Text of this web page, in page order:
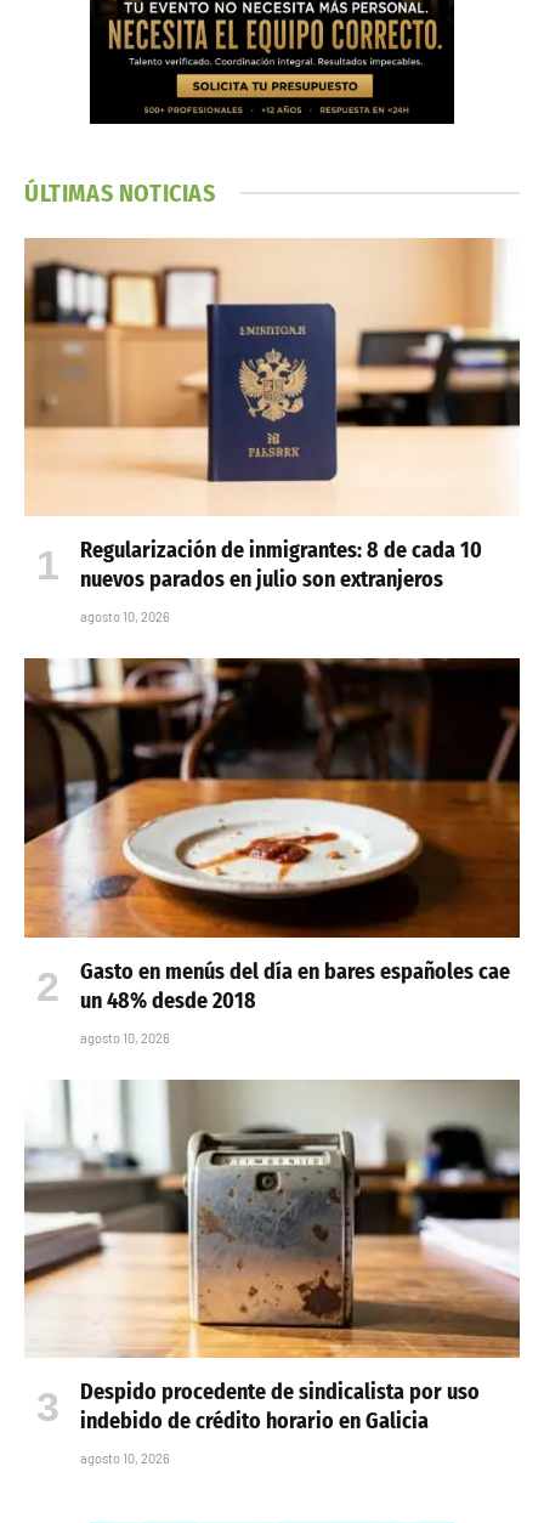
ÚLTIMAS NOTICIAS
Regularización de inmigrantes: 8 de cada 10
nuevos parados en julio son extranjeros
agosto 10, 2026
Gasto en menús del día en bares españoles cae
un 48% desde 2018
agosto 10, 2026
Despido procedente de sindicalista por uso
indebido de crédito horario en Galicia
agosto 10, 2026